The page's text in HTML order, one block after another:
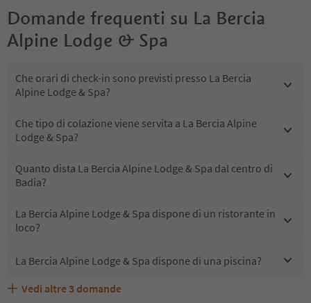
Domande frequenti su La Bercia
Alpine Lodge & Spa
Che orari di check-in sono previsti presso La Bercia
Alpine Lodge & Spa?
Che tipo di colazione viene servita a La Bercia Alpine
Lodge & Spa?
Quanto dista La Bercia Alpine Lodge & Spa dal centro di
Badia?
La Bercia Alpine Lodge & Spa dispone di un ristorante in
loco?
La Bercia Alpine Lodge & Spa dispone di una piscina?
La Bercia Alpine Lodge & Spa accetta animali domestici?
Quali servizi/attività sono disponibili presso La Bercia
Gli ospiti di La Bercia Alpine Lodge & Spa ricevono l'Alto
Vedi altre 3 domande